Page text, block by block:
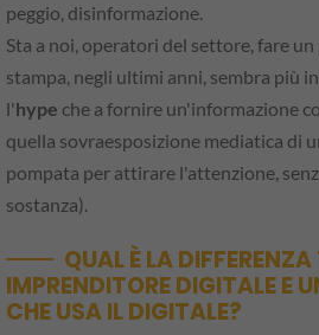
peggio, disinformazione.
Sta a noi, operatori del settore, fare un
stampa, negli ultimi anni, sembra più
l'hype che a fornire un'informazione
quella sovraesposizione mediatica di
pompata per attirare l'attenzione,
sostanza).
QUAL È LA
IMPRENDITORE DIGITALE E
CHE USA IL DIGITALE?